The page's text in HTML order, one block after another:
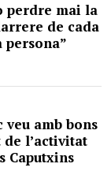
perdre mai la
de cada
persona”
veu amb bons
l’activitat
Caputxins